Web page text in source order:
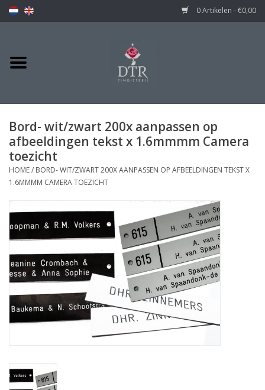
0 Artikelen - €0,00
Bord- wit/zwart 200x aanpassen op
afbeeldingen tekst x 1.6mmmm Camera
toezicht
HOME/ BORD- WIT/ZWART 200X AANPASSEN OP AFBEELDINGEN TEKST X
1.6MMMM CAMERA TOEZICHT